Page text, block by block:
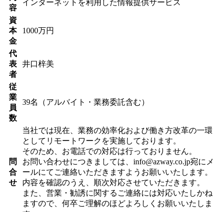
容
インターネットを利用した情報提供サービス
資
本
金
1000万円
代
表
者
井口梓美
従
業
員
数
39名（アルバイト・業務委託含む）
問
合
せ
当社では現在、業務の効率化および働き方改革の一環
としてリモートワークを実施しております。
そのため、お電話での対応は行っておりません。
お問い合わせにつきましては、info@azway.co.jp宛にメ
ールにてご連絡いただきますようお願いいたします。
内容を確認のうえ、順次対応させていただきます。
また、営業・勧誘に関するご連絡には対応いたしかね
ますので、何卒ご理解のほどよろしくお願いいたしま